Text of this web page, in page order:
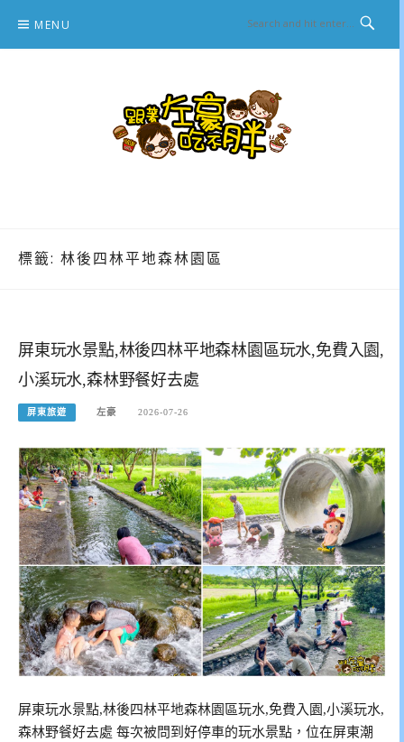
content
MENU
標籤: 林後四林平地森林園區
屏東玩水景點,林後四林平地森林園區玩水,免費入園,
小溪玩水,森林野餐好去處
屏東旅遊 左豪 2026-07-26
屏東玩水景點,林後四林平地森林園區玩水,免費入園,小溪玩水,
森林野餐好去處 每次被問到好停車的玩水景點，位在屏東潮